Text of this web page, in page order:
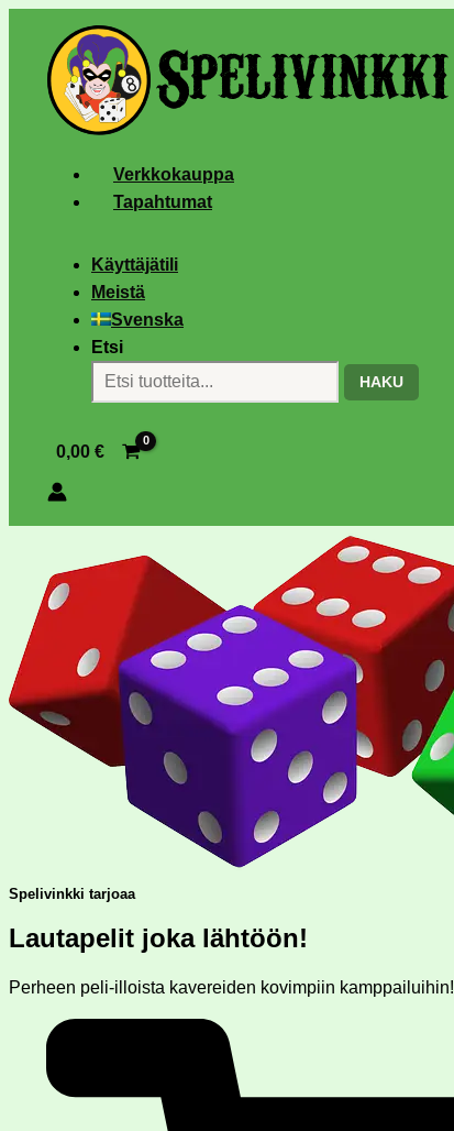
Verkkokauppa
Tapahtumat
Käyttäjätili
Meistä
Svenska
Etsi
HAKU
0,00€
Spelivinkki tarjoaa
Lautapelit joka lähtöön!
Perheen peli-illoista kavereiden kovimpiin kamppailuihin!